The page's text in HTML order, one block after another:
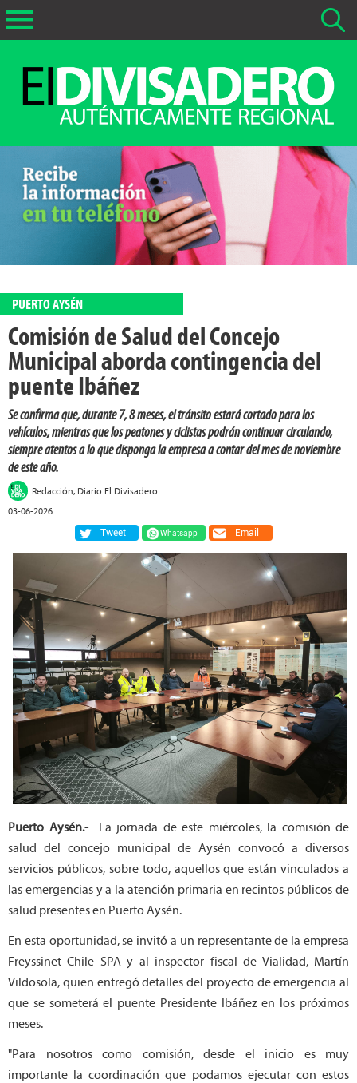
La fecha más antigua por defecto que se buscará es 01-02-
Buscar notas anteriores a 01-02-2026
PUERTO AYSÉN
Comisión de Salud del Concejo
Municipal aborda contingencia del
puente Ibáñez
Se confirma que, durante 7, 8 meses, el tránsito estará cortado para los
vehículos, mientras que los peatones y ciclistas podrán continuar circulando,
siempre atentos a lo que disponga la empresa a contar del mes de noviembre
de este año.
Redacción, Diario El Divisadero
03-06-2026
Tweet
Whatsapp Email
Puerto Aysén.-La jornada de este miércoles, la comisión de
salud del concejo municipal de Aysén convocó a diversos
servicios públicos, sobre todo, aquellos que están vinculados a
las emergencias y a la atención primaria en recintos públicos de
salud presentes en Puerto Aysén.
En esta oportunidad, se invitó a un representante de la empresa
Freyssinet Chile SPA y al inspector fiscal de Vialidad, Martín
Vildosola, quien entregó detalles del proyecto de emergencia al
que se someterá el puente Presidente Ibáñez en los próximos
meses.
"Para nosotros como comisión, desde el inicio es muy
importante la coordinación que podamos ejecutar con estos